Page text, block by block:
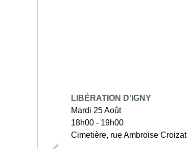
LIBÉRATION D’IGNY
Mardi 25 Août
18h00 - 19h00
Cimetière, rue Ambroise Croizat